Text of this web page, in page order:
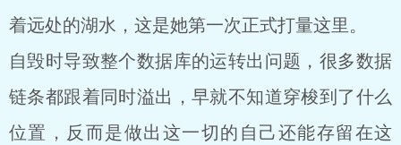
着远处的湖水，这是她第一次正式打量这里。
自毁时导致整个数据库的运转出问题，很多数据
链条都跟着同时溢出，早就不知道穿梭到了什么
位置，反而是做出这一切的自己还能存留在这